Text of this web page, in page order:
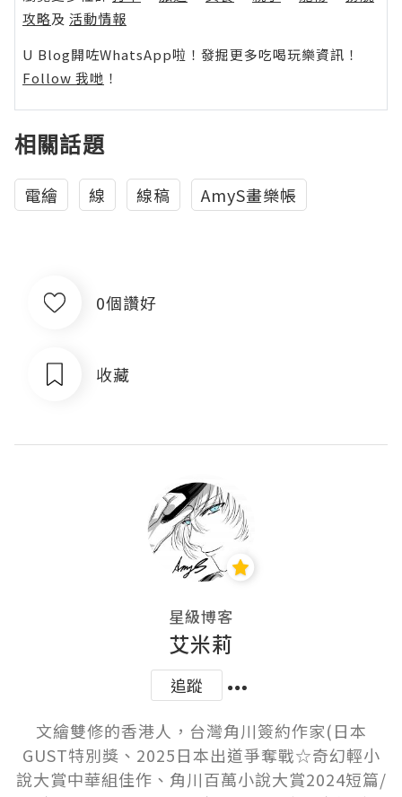
攻略及 活動情報
U Blog開咗WhatsApp啦！發掘更多吃喝玩樂資訊！
Follow 我哋 ！
相關話題
電繪 線 線稿 AmyS畫樂帳
0個讚好
收藏
星級博客
艾米莉
追蹤
文繪雙修的香港人，台灣角川簽約作家(日本
GUST特別獎、2025日本出道爭奪戰☆奇幻輕小
說大賞中華組佳作、角川百萬小說大賞2024短篇/